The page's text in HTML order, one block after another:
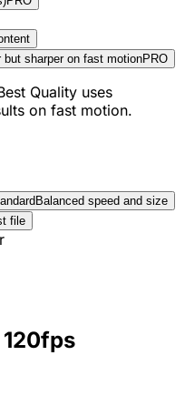
but sharper on fast motionPRO
Quality uses
on fast motion.
Balanced speed and size
file